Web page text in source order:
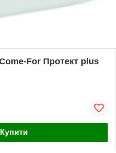
For Протект plus
Купити